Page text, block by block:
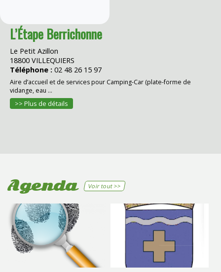
L’Étape Berrichonne
Le Petit Azillon
18800 VILLEQUIERS
Téléphone : 02 48 26 15 97
Aire d’accueil et de services pour Camping-Car (plate-forme de
vidange, eau ...
>> Plus de détails
Agenda Voir tout >>